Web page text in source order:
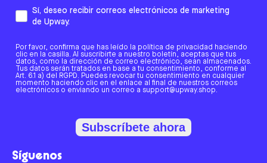
Sí, deseo recibir correos electrónicos de marketing
de Upway.
Por favor, confirma que has leído la política de privacidad haciendo
clic en la casilla. Al suscribirte a nuestro boletín, aceptas que tus
datos, como la dirección de correo electrónico, sean almacenados.
Tus datos serán tratados en base a tu consentimiento, conforme al
Art. 6.1 a) del RGPD. Puedes revocar tu consentimiento en cualquier
momento haciendo clic en el enlace al final de nuestros correos
electrónicos o enviando un correo a support@upway.shop.
Subscríbete ahora
Síguenos